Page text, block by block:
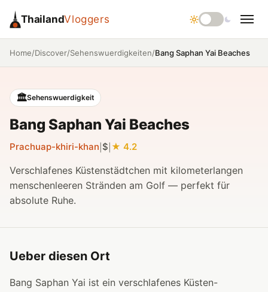
ThailandVloggers
Home/Discover/Sehenswuerdigkeiten/Bang Saphan Yai Beaches
🏛️Sehenswuerdigkeit
Bang Saphan Yai Beaches
Prachuap-khiri-khan $ 4.2
Verschlafenes Küstenstädtchen mit kilometerlangen
menschenleeren Stränden am Golf — perfekt für
absolute Ruhe.
Ueber diesen Ort
Bang Saphan Yai ist ein verschlafenes Küsten-